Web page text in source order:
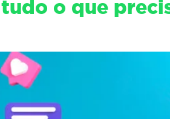
o que